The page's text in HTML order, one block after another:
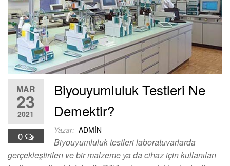
MAR
23
2021
0
Biyouyumluluk Testleri Ne
Demektir?
Yazar: ADMIN
Biyouyumluluk testleri laboratuvarlarda
gerçekleştirilen ve bir malzeme ya da cihaz için kullanılan